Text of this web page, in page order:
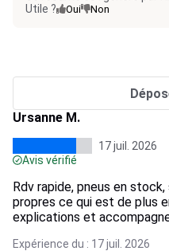
Utile ?
Oui Non
Ursanne M.
17 juil. 2026
Avis vérifié
Rdv rapide, pneus en
propres ce qui est de plus
explications et
Expérience du : 17 juil. 2026